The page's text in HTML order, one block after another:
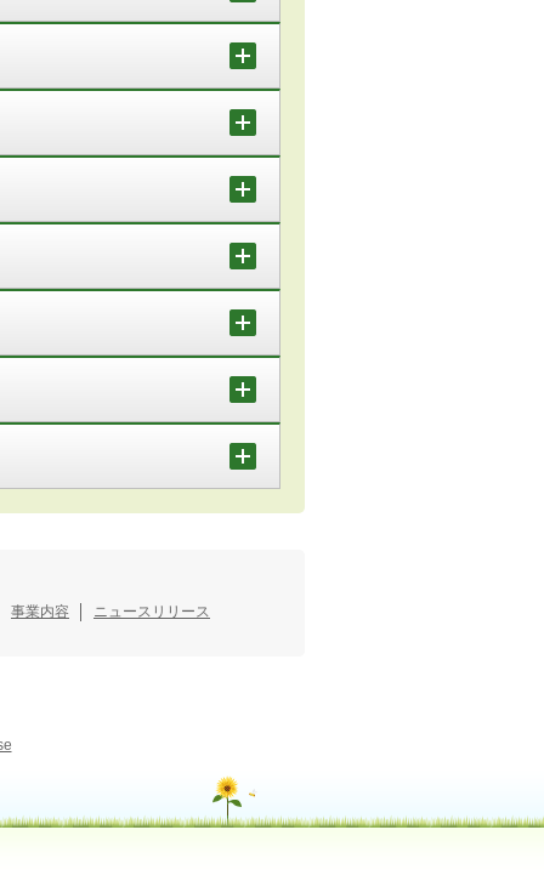
事業内容
ニュースリリース